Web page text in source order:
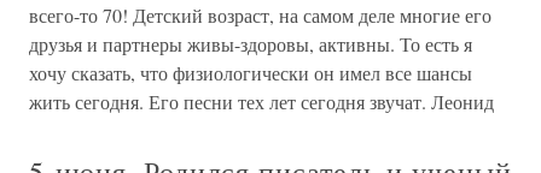
всего-то 70! Детский возраст, на самом деле многие его
друзья и партнеры живы-здоровы, активны. То есть я
хочу сказать, что физиологически он имел все шансы
жить сегодня. Его песни тех лет сегодня звучат. Леонид